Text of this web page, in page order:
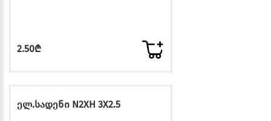
2.50₾
ელ.სადენი N2XH 3X2.5